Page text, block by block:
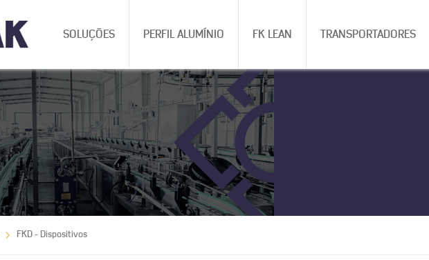
SOLUÇÕES PERFIL ALUMÍNIO FK LEAN TRANSPORTADORES
FKD - Dispositivos